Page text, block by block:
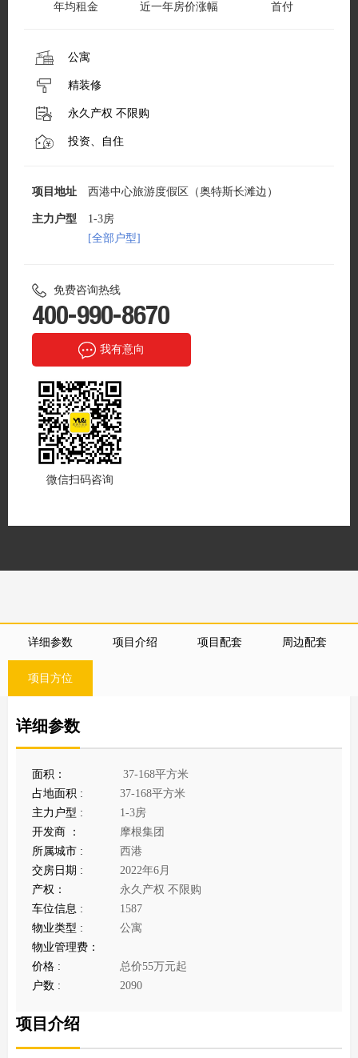
年均租金 近一年房价涨幅 首付
公寓
精装修
永久产权 不限购
投资、自住
项目地址 西港中心旅游度假区（奥特斯长滩边）
主力户型
1-3房
[全部户型]
免费咨询热线
400-990-8670
我有意向
微信扫码咨询
详细参数 项目介绍 项目配套 周边配套
项目方位
详细参数
面积：
37-168平方米
占地面积 :
37-168平方米
主力户型 :
1-3房
开发商 ：
摩根集团
所属城市 :
西港
交房日期 :
2022年6月
产权：
永久产权 不限购
车位信息 :
1587
物业类型 :
公寓
物业管理费：
价格 :
总价55万元起
户数 :
2090
项目介绍